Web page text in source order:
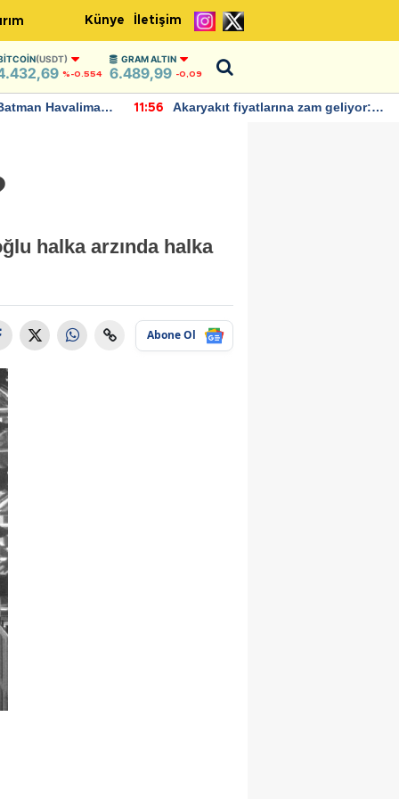
Künye İletişim
(USDT)
%-0.554
GRAM ALTIN
6.489,99 -0,09
Havalimanı
11:56
Akaryakıt fiyatlarına zam geliyor:
halka arzında halka
Abone Ol